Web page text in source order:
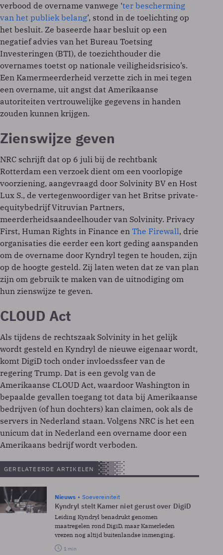
verbood de overname vanwege ‘ter bescherming
van het publiek belang’, stond in de toelichting op
het besluit. Ze baseerde haar besluit op een
negatief advies van het Bureau Toetsing
Investeringen (BTI), de toezichthouder die
overnames toetst op nationale veiligheidsrisico’s.
Een Kamermeerderheid verzette zich in mei tegen
een overname, uit angst dat Amerikaanse
autoriteiten vertrouwelijke gegevens in handen
zouden kunnen krijgen.
Zienswijze geven
NRC schrijft dat op 6 juli bij de rechtbank
Rotterdam een verzoek dient om een voorlopige
voorziening, aangevraagd door Solvinity BV en Host
Lux S., de vertegenwoordiger van het Britse private-
equitybedrijf Vitruvian Partners,
meerderheidsaandeelhouder van Solvinity. Privacy
First, Human Rights in Finance en The Firewall, drie
organisaties die eerder een kort geding aanspanden
om de overname door Kyndryl tegen te houden, zijn
op de hoogte gesteld. Zij laten weten dat ze van plan
zijn om gebruik te maken van de uitnodiging om
hun zienswijze te geven.
CLOUD Act
Als tijdens de rechtszaak Solvinity in het gelijk
wordt gesteld en Kyndryl de nieuwe eigenaar wordt,
komt DigiD toch onder invloedssfeer van de
regering Trump. Dat is een gevolg van de
Amerikaanse CLOUD Act, waardoor Washington in
bepaalde gevallen toegang tot data bij Amerikaanse
bedrijven (of hun dochters) kan claimen, ook als de
servers in Nederland staan. Volgens NRC is het een
unicum dat in Nederland een overname door een
Amerikaans bedrijf wordt verboden.
GERELATEERDE ARTIKELEN
Nieuws Soevereiniteit
Kyndryl stelt Kamer niet gerust over DigiD
Leiding Kyndryl benadrukt genomen
maatregelen rond DigiD, maar Kamerleden
vrezen nog altijd buitenlandse inmenging.
1 min